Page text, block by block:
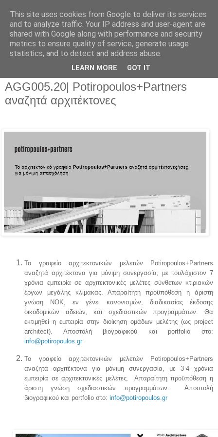
AGG005.20| Potiropoulos+Partners
αναζητά αρχιτέκτονες
Το γραφείο αρχιτεκτονικών μελετών Potiropoulos+Partners
αναζητά αρχιτέκτονα για μόνιμη συνεργασία, με τουλάχιστον 7
χρόνια εμπειρία σε αρχιτεκτονικές μελέτες σύνθετων κτιριακών
έργων μεγάλης κλίμακας. Απαραίτητη προϋπόθεση η άριστη
γνώση ΝΟΚ, εν γένει κανονισμών, διαδικασίας έκδοσης
οικοδομικών αδειών, και σχεδιαστικών προγραμμάτων. Θα
εκτιμηθεί η εμπειρία στην διοίκηση ομάδων μελέτης (ως project
architect). Αποστολή βιογραφικού και portfolio στο:
info@potiropoulos.gr
Το γραφείο αρχιτεκτονικών μελετών Potiropoulos+Partners
αναζητά αρχιτέκτονα για μόνιμη συνεργασία, με 3-4 χρόνια
εμπειρία σε αρχιτεκτονικές μελέτες. Απαραίτητη προϋπόθεση η
άριστη γνώση σχεδιαστικών προγραμμάτων. Αποστολή
βιογραφικού και portfolio στο: info@potiropoulos gr
This site uses cookies from Google to deliver its services
and to analyze traffic. Your IP address and user-agent are
shared with Google along with performance and security
metrics to ensure quality of service, generate usage
statistics, and to detect and address abuse.
LEARN MORE GOT IT